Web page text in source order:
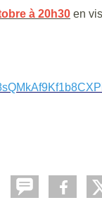
à 20h30 en